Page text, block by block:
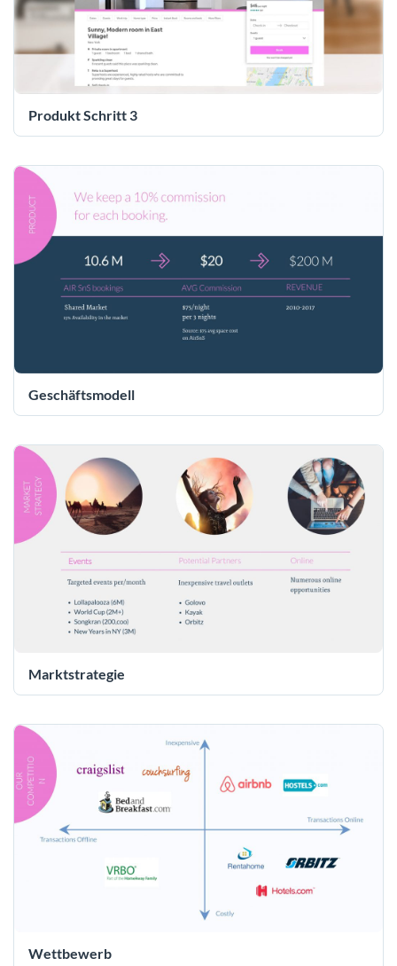
Produkt Schritt 3
Geschäftsmodell
Marktstrategie
Wettbewerb